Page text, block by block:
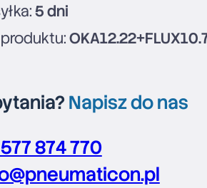
5 dni
Napisz do nas
874 770